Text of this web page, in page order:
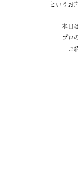
というお
本日
プロ
ご